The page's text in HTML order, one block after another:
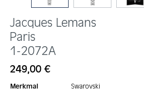
Jacques Lemans
Paris
1-2072A
Regulärer Preis:
249,00 €
Merkmal
Swarovski